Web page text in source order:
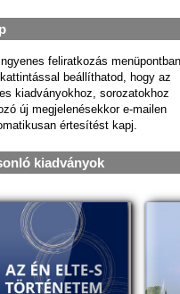
feliratkozás menüpontban
beállíthatod, hogy az
kiadványokhoz, sorozatokhoz
új megjelenésekkor e-mailen
értesítést kapj.
kiadványok